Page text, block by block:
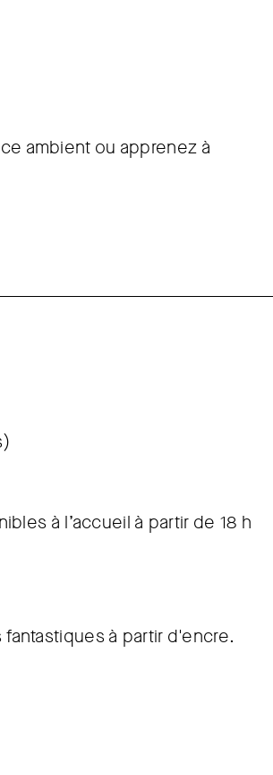
ambient ou apprenez à
à l’accueil à partir de 18 h
à partir d'encre.